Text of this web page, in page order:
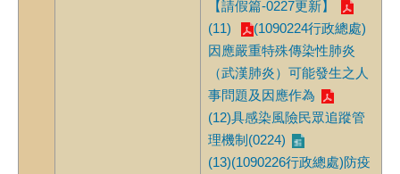
【請假篇-0227更新】
(11)
(1090224行政總處)
因應嚴重特殊傳染性肺炎
（武漢肺炎）可能發生之人
事問題及因應作為
(12)具感染風險民眾追蹤管
理機制(0224)
(13)(1090226行政總處)防疫